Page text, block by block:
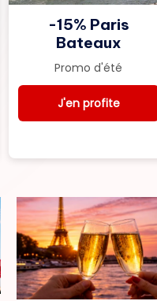
-15% Paris
Bateaux
Promo d'été
J'en profite